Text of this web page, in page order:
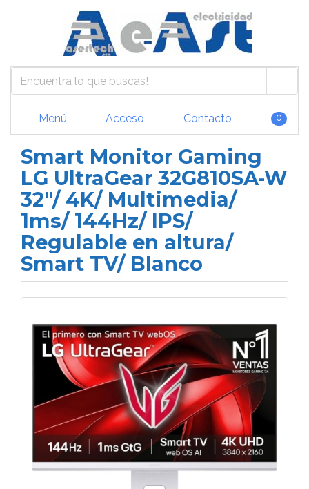
Menú Acceso Contacto 0
Smart Monitor Gaming
LG UltraGear 32G810SA-W
32"/ 4K/ Multimedia/
1ms/ 144Hz/ IPS/
Regulable en altura/
Smart TV/ Blanco